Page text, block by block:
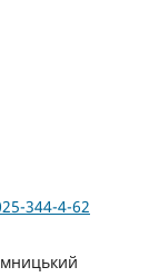
344-4-62